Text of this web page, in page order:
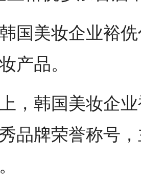
国美妆企业裕
产品。
，韩国美妆企
品牌荣誉称号